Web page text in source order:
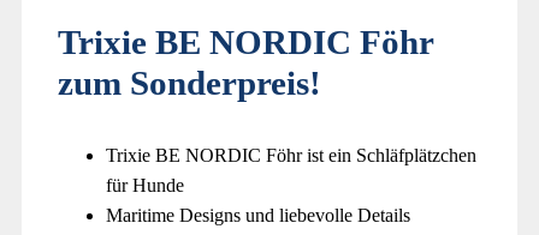
Trixie BE NORDIC Föhr
zum Sonderpreis!
Trixie BE NORDIC Föhr ist ein Schläfplätzchen
für Hunde
Maritime Designs und liebevolle Details